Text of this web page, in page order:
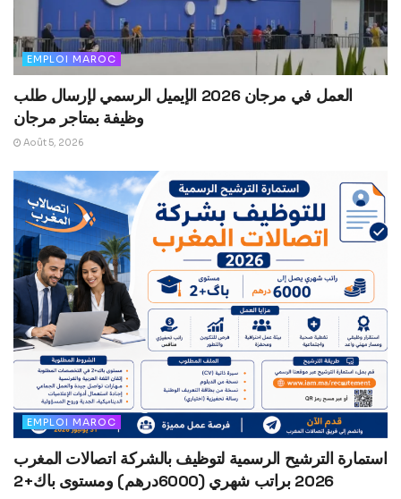
EMPLOI MAROC
العمل في مرجان 2026 الإيميل الرسمي لإرسال طلب
وظيفة بمتاجر مرجان
Août 5, 2026
EMPLOI MAROC
استمارة الترشيح الرسمية لتوظيف بالشركة اتصالات المغرب
2026 براتب شهري (6000درهم) ومستوى باك+2